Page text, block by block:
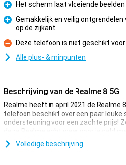
Pluspunt
Het scherm laat vloeiende
Pluspunt
Gemakkelijk en veilig
op de zijkant
Minpunt
Deze telefoon is niet geschikt
Alle plus- & minpunten
Beschrijving van de Realme 8 5G
Realme heeft in april 2021 de Realme
telefoon beschikt over een paar leuke
ondersteuning voor een zachte prijs!
deze Realme echt waar voor je geld
handige software.
Volledige beschrijving